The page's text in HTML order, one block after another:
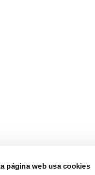
página web usa cookies